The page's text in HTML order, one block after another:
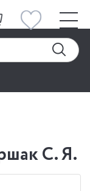
С. Я.